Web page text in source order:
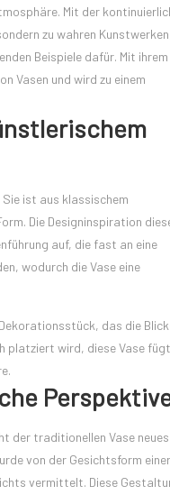
Mit der
zu wahren
Beispiele dafür. Mit ihrem
Vasen und wird zu einem
Sie ist aus klassischem
Die Designinspiration
auf, die fast an eine
wodurch die Vase eine
das die
platziert wird, diese Vase
der traditionellen Vase neues
von der Gesichtsform einer
vermittelt. Diese